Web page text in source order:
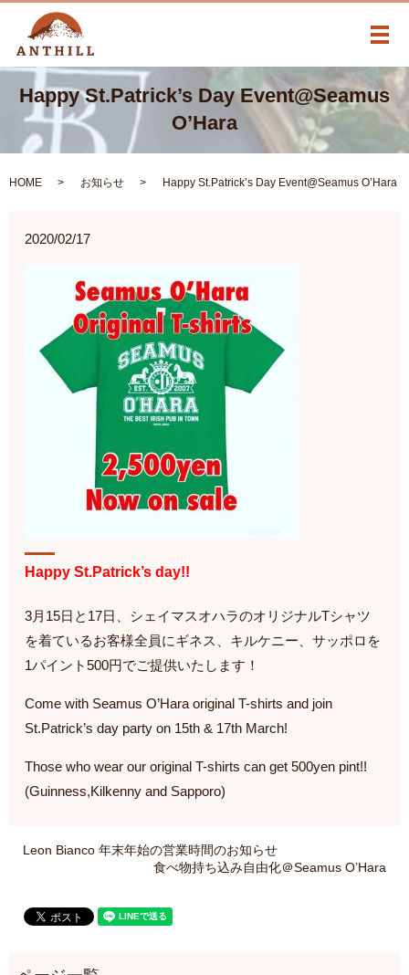
メ
Happy St.Patrick’s Day Event@Seamus
O’Hara
HOME お知らせ Happy St.Patrick’s Day Event@Seamus O’Hara
2020/02/17
Happy St.Patrick’s day!!
3月15日と17日、シェイマスオハラのオリジナルTシャツ
を着ているお客様全員にギネス、キルケニー、サッポロを
1パイント500円でご提供いたします！
Come with Seamus O’Hara original T-shirts and join
St.Patrick’s day party on 15th & 17th March!
Those who wear our original T-shirts can get 500yen pint!!
(Guinness,Kilkenny and Sapporo)
Leon Bianco 年末年始の営業時間のお知らせ
食べ物持ち込み自由化＠Seamus O’Hara